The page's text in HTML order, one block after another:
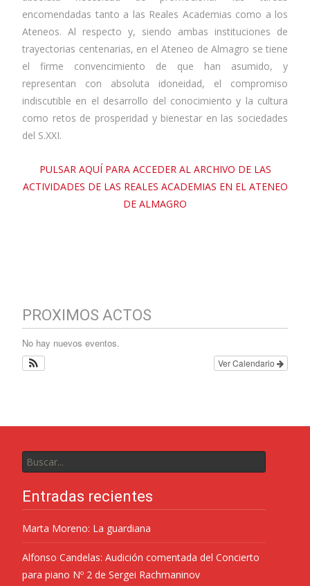
encomendadas tanto a las Reales Academias como a los
Ateneos. Al respecto y, siendo ambas instituciones de
trayectorias centenarias, en el Ateneo de Almagro se tiene
el firme convencimiento de que han asumido, y
representan con absoluta idoneidad, el compromiso
indiscutible en el desarrollo del conocimiento y la cultura
como retos de prosperidad y bienestar en las sociedades
del S.XXI.
PULSAR AQUÍ PARA ACCEDER AL ARCHIVO DE LAS
ACTIVIDADES DE LAS REALES ACADEMIAS EN EL ATENEO
DE ALMAGRO
PROXIMOS ACTOS
No hay nuevos eventos.
Ver Calendario
Entradas recientes
Marta Moreno: La guardiana
Alfonso Candelas: Audición comentada del Concierto
para piano Nº 2 de Sergei Rachmaninov